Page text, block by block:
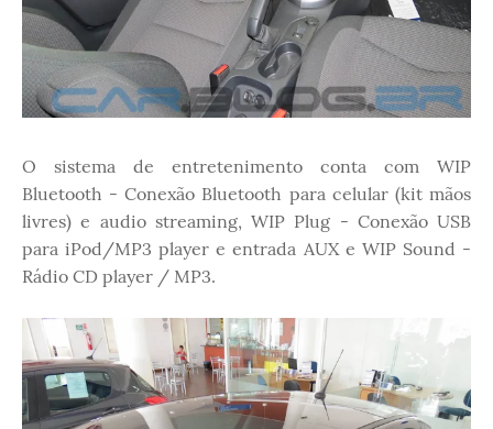
O sistema de entretenimento conta com WIP
Bluetooth - Conexão Bluetooth para celular (kit mãos
livres) e audio streaming, WIP Plug - Conexão USB
para iPod/MP3 player e entrada AUX e WIP Sound -
Rádio CD player / MP3.